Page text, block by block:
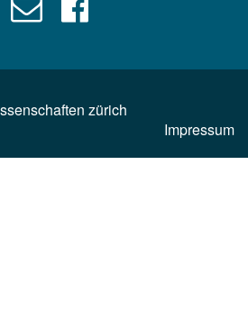
zürich
Impressum